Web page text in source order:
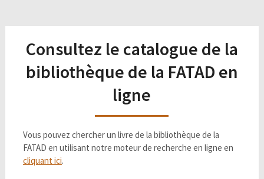
Consultez le catalogue de la
bibliothèque de la FATAD en
ligne
Vous pouvez chercher un livre de la bibliothèque de la
FATAD en utilisant notre moteur de recherche en ligne en
cliquant ici.